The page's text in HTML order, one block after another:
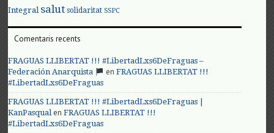
Integral salut solidaritat SSPC
Comentaris recents
FRAGUAS LLIBERTAT !!! #LibertadLxs6DeFraguas –
Federación Anarquista
enFRAGUAS LLIBERTAT !!!
#LibertadLxs6DeFraguas
FRAGUAS LLIBERTAT !!! #LibertadLxs6DeFraguas |
KanPasqualenFRAGUAS LLIBERTAT !!!
#LibertadLxs6DeFraguas